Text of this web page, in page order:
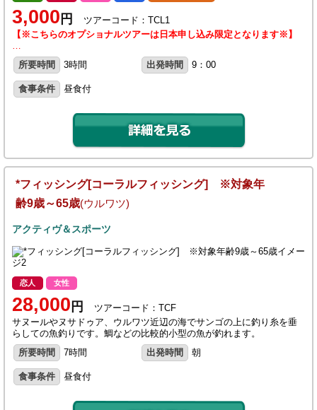
3,000 円
ツアーコード：TCL1
【※こちらのオプショナルツアーは日本申し込み限定となります※】
所要時間
3時間 出発時間 9：00
食事条件 昼食付
*フィッシング[コーラルフィッシング] ※対象年
齢9歳～65歳(ウルワツ)
アクティヴ＆スポーツ
恋人 女性
28,000 円
ツアーコード：TCF
サヌールやヌサドゥア、ウルワツ近辺の海でサンゴの上に釣り糸を垂
らしての魚釣りです。鯛などの比較的小型の魚が釣れます。
所要時間
7時間 出発時間 朝
食事条件 昼食付